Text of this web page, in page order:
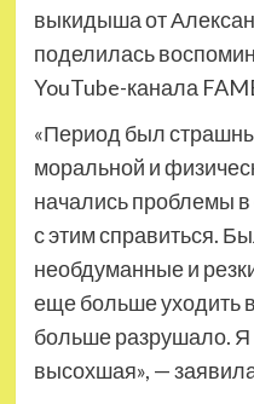
выкидыша от
поделилась
YouTube-канала
«Период был
моральной и
начались проблемы
с этим справиться.
необдуманные и
еще больше уходить
больше разрушало. Я
высохшая», —